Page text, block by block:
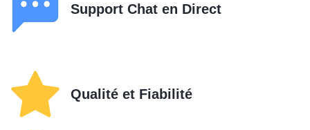
Support Chat en Direct
Qualité et Fiabilité